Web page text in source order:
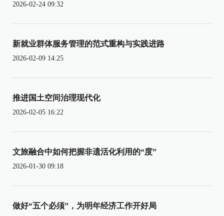
2026-02-24 09:32
新就业群体服务管理的范式重构与实践进路
2026-02-09 14:25
推进国土空间治理现代化
2026-02-05 16:22
文旅融合中如何把握非遗活化利用的“度”
2026-01-30 09:18
做好“五个必须”，为明年经济工作开好局